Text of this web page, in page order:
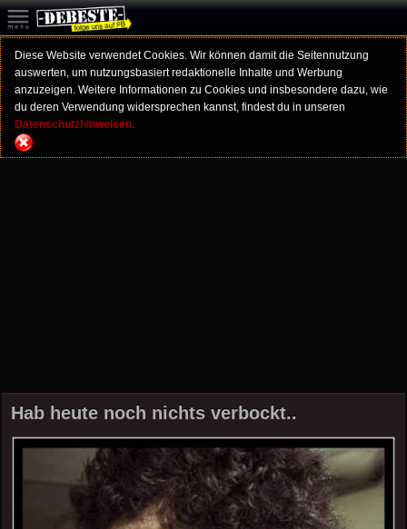
Diese Website verwendet Cookies. Wir können damit die Seitennutzung
auswerten, um nutzungsbasiert redaktionelle Inhalte und Werbung
anzuzeigen. Weitere Informationen zu Cookies und insbesondere dazu, wie
du deren Verwendung widersprechen kannst, findest du in unseren
Datenschutzhinweisen.
Hab heute noch nichts verbockt..